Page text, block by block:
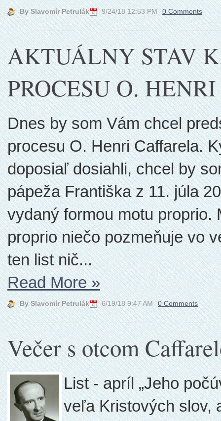
By Slavomír Petrulák 9/24/18 12:53 PM 0 Comments
AKTUÁLNY STAV
PROCESU O.
Dnes by som Vám chcel
procesu O. Henri Caffarela.
doposiaľ dosiahli, chcel by
pápeža Františka z 11. júla
vydaný formou motu proprio.
proprio niečo pozmeňuje vo
ten list nič...
Read More»
By Slavomír Petrulák 6/19/18 9:47 AM 0 Comments
Večer s otcom
List - apríl „Jeho
veľa Kristových slov,